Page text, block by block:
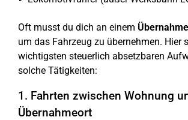
Oft musst du dich an einem
um das Fahrzeug zu übernehmen. Hier
wichtigsten steuerlich absetzbaren
solche Tätigkeiten:
1. Fahrten zwischen Wohnung
Übernahmeort